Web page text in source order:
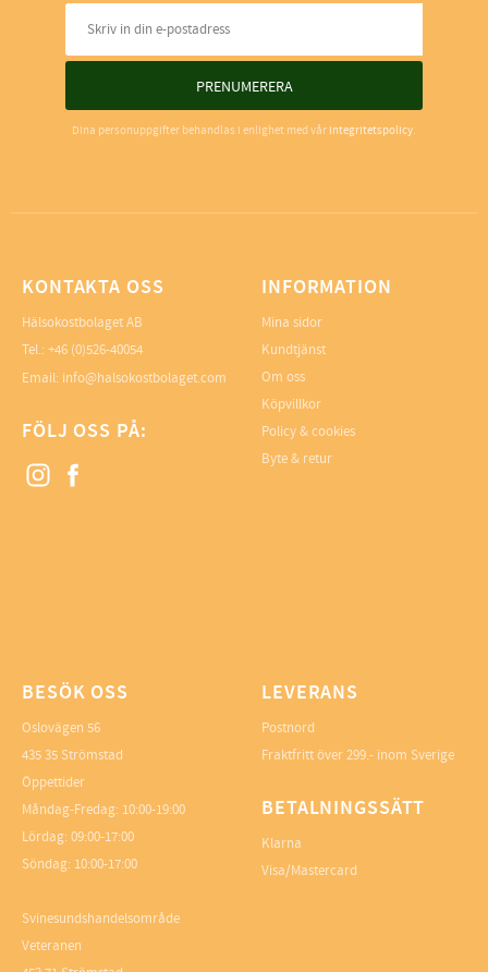
PRENUMERERA
Dina personuppgifter behandlas i enlighet med vår integritetspolicy.
KONTAKTA OSS
Hälsokostbolaget AB
Tel.: +46 (0)526-40054
Email: info@halsokostbolaget.com
FÖLJ OSS PÅ:
INFORMATION
Mina sidor
Kundtjänst
Om oss
Köpvillkor
Policy & cookies
Byte & retur
BESÖK OSS
Oslovägen 56
435 35 Strömstad
Öppettider
Måndag-Fredag: 10:00-19:00
Lördag: 09:00-17:00
Söndag: 10:00-17:00
Svinesundshandelsområde
Veteranen
LEVERANS
Postnord
Fraktfritt över 299.- inom Sverige
BETALNINGSSÄTT
Klarna
Visa/Mastercard